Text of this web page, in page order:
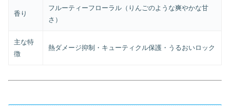
香り
フルーティーフローラル（りんごのような爽やかな甘
さ）
主な特
徴
熱ダメージ抑制・キューティクル保護・うるおいロック